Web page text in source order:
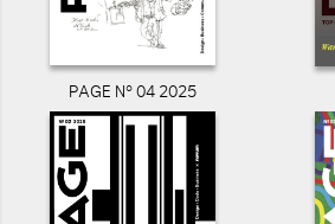
PAGE N° 04 2025